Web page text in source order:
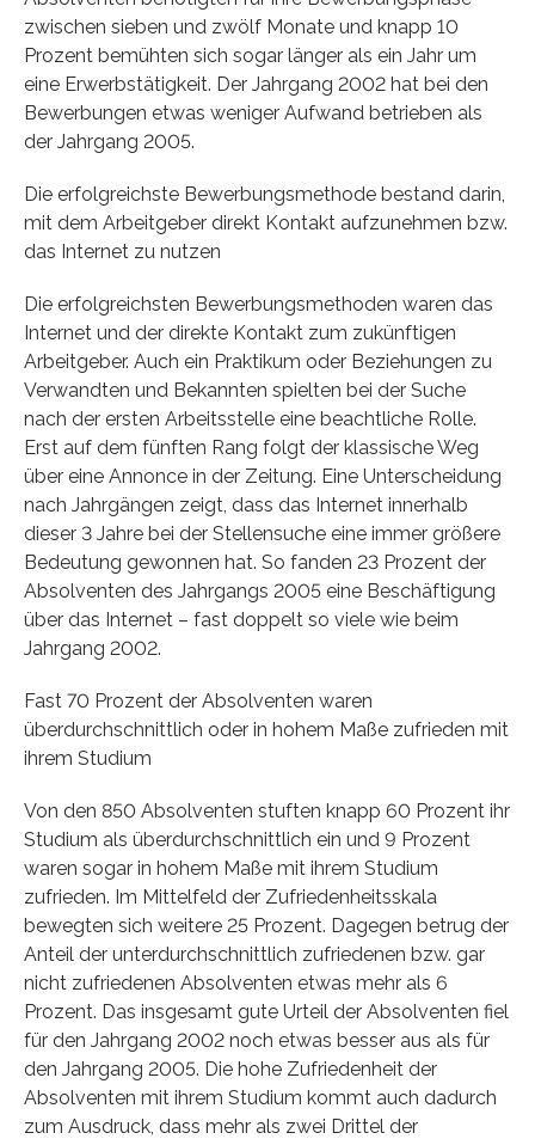
zwischen sieben und zwölf Monate und knapp 10
Prozent bemühten sich sogar länger als ein Jahr um
eine Erwerbstätigkeit. Der Jahrgang 2002 hat bei den
Bewerbungen etwas weniger Aufwand betrieben als
der Jahrgang 2005.
Die erfolgreichste Bewerbungsmethode bestand darin,
mit dem Arbeitgeber direkt Kontakt aufzunehmen bzw.
das Internet zu nutzen
Die erfolgreichsten Bewerbungsmethoden waren das
Internet und der direkte Kontakt zum zukünftigen
Arbeitgeber. Auch ein Praktikum oder Beziehungen zu
Verwandten und Bekannten spielten bei der Suche
nach der ersten Arbeitsstelle eine beachtliche Rolle.
Erst auf dem fünften Rang folgt der klassische Weg
über eine Annonce in der Zeitung. Eine Unterscheidung
nach Jahrgängen zeigt, dass das Internet innerhalb
dieser 3 Jahre bei der Stellensuche eine immer größere
Bedeutung gewonnen hat. So fanden 23 Prozent der
Absolventen des Jahrgangs 2005 eine Beschäftigung
über das Internet – fast doppelt so viele wie beim
Jahrgang 2002.
Fast 70 Prozent der Absolventen waren
überdurchschnittlich oder in hohem Maße zufrieden mit
ihrem Studium
Von den 850 Absolventen stuften knapp 60 Prozent ihr
Studium als überdurchschnittlich ein und 9 Prozent
waren sogar in hohem Maße mit ihrem Studium
zufrieden. Im Mittelfeld der Zufriedenheitsskala
bewegten sich weitere 25 Prozent. Dagegen betrug der
Anteil der unterdurchschnittlich zufriedenen bzw. gar
nicht zufriedenen Absolventen etwas mehr als 6
Prozent. Das insgesamt gute Urteil der Absolventen fiel
für den Jahrgang 2002 noch etwas besser aus als für
den Jahrgang 2005. Die hohe Zufriedenheit der
Absolventen mit ihrem Studium kommt auch dadurch
zum Ausdruck, dass mehr als zwei Drittel der